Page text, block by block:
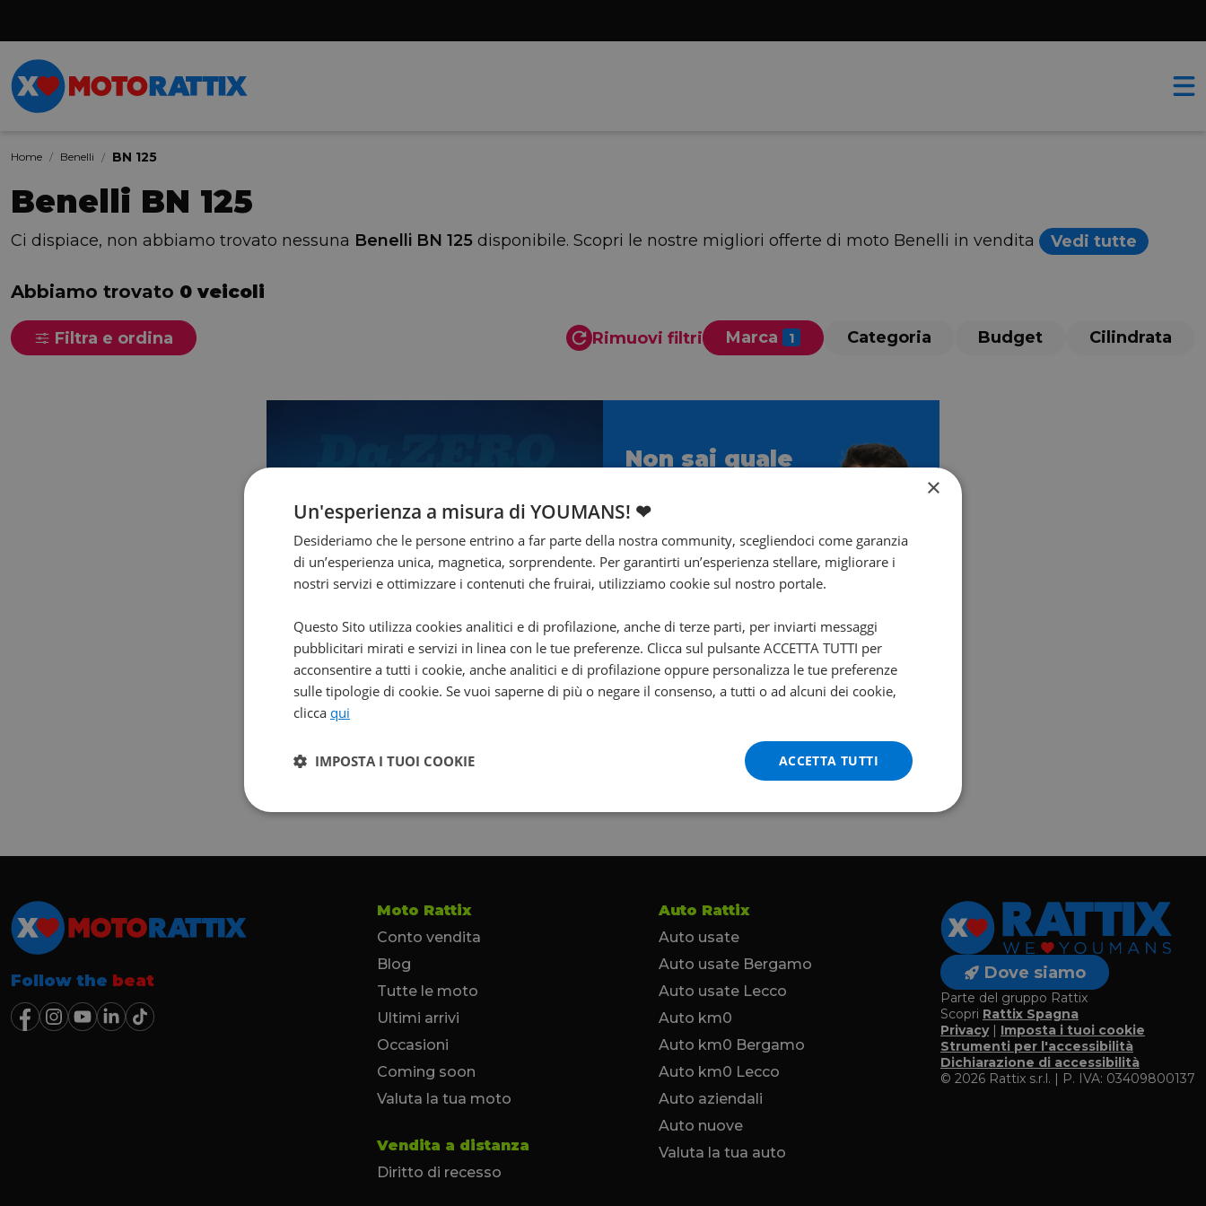
Home Benelli BN 125
Benelli BN 125
Ci dispiace, non abbiamo trovato nessuna Benelli BN 125 disponibile. Scopri le nostre migliori offerte di moto Benelli in vendita Vedi tutte
Abbiamo trovato 0 veicoli
Filtra e ordina Rimuovi filtri Marca Categoria Budget Cilindrata
Non sai quale
Ti aiuta Francesco!
Contattalo subito!
Follow the beat
Moto Rattix
Conto vendita
Blog
Tutte le moto
Ultimi arrivi
Occasioni
Coming soon
Valuta la tua moto
Vendita a distanza
Diritto di recesso
Auto Rattix
Auto usate
Auto usate Bergamo
Auto usate Lecco
Auto km0
Auto km0 Bergamo
Auto km0 Lecco
Auto aziendali
Auto nuove
Valuta la tua auto
Dove siamo
Parte del gruppo Rattix
Scopri Rattix Spagna
Privacy| Imposta i tuoi cookie
Strumenti per l'accessibilità
Dichiarazione di accessibilità
© 2026 Rattix s.r.l. | P. IVA: 03409800137
×
Un'esperienza a misura di YOUMANS! ❤
Desideriamo che le persone entrino a far parte della nostra community, scegliendoci come garanzia
di un’esperienza unica, magnetica, sorprendente. Per garantirti un’esperienza stellare, migliorare i
nostri servizi e ottimizzare i contenuti che fruirai, utilizziamo cookie sul nostro portale.
Questo Sito utilizza cookies analitici e di profilazione, anche di terze parti, per inviarti messaggi
pubblicitari mirati e servizi in linea con le tue preferenze. Clicca sul pulsante ACCETTA TUTTI per
acconsentire a tutti i cookie, anche analitici e di profilazione oppure personalizza le tue preferenze
sulle tipologie di cookie. Se vuoi saperne di più o negare il consenso, a tutti o ad alcuni dei cookie,
clicca qui
ACCETTA TUTTI
IMPOSTA I TUOI COOKIE